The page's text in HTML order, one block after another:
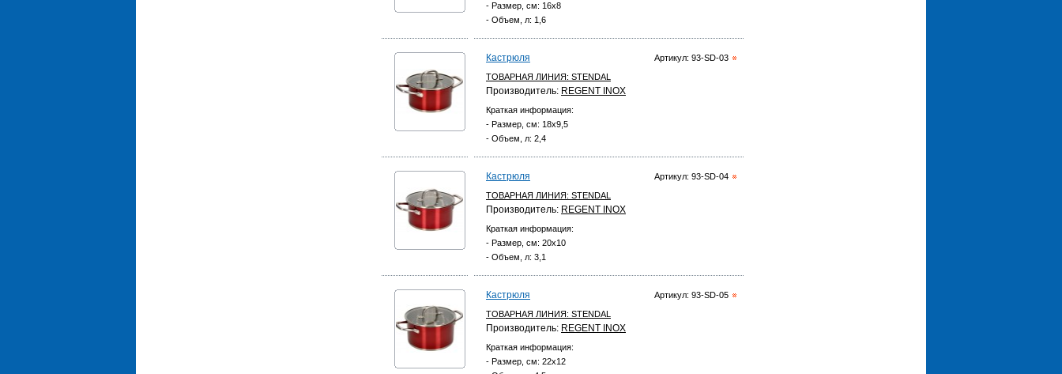
- Размер, см: 16х8
- Объем, л: 1,6
Артикул: 93-SD-03
Кастрюля
ТОВАРНАЯ ЛИНИЯ: STENDAL
Производитель: REGENT INOX
Краткая информация:
- Размер, см: 18х9,5
- Объем, л: 2,4
Артикул: 93-SD-04
Кастрюля
ТОВАРНАЯ ЛИНИЯ: STENDAL
Производитель: REGENT INOX
Краткая информация:
- Размер, см: 20х10
- Объем, л: 3,1
Артикул: 93-SD-05
Кастрюля
ТОВАРНАЯ ЛИНИЯ: STENDAL
Производитель: REGENT INOX
Краткая информация:
- Размер, см: 22x12